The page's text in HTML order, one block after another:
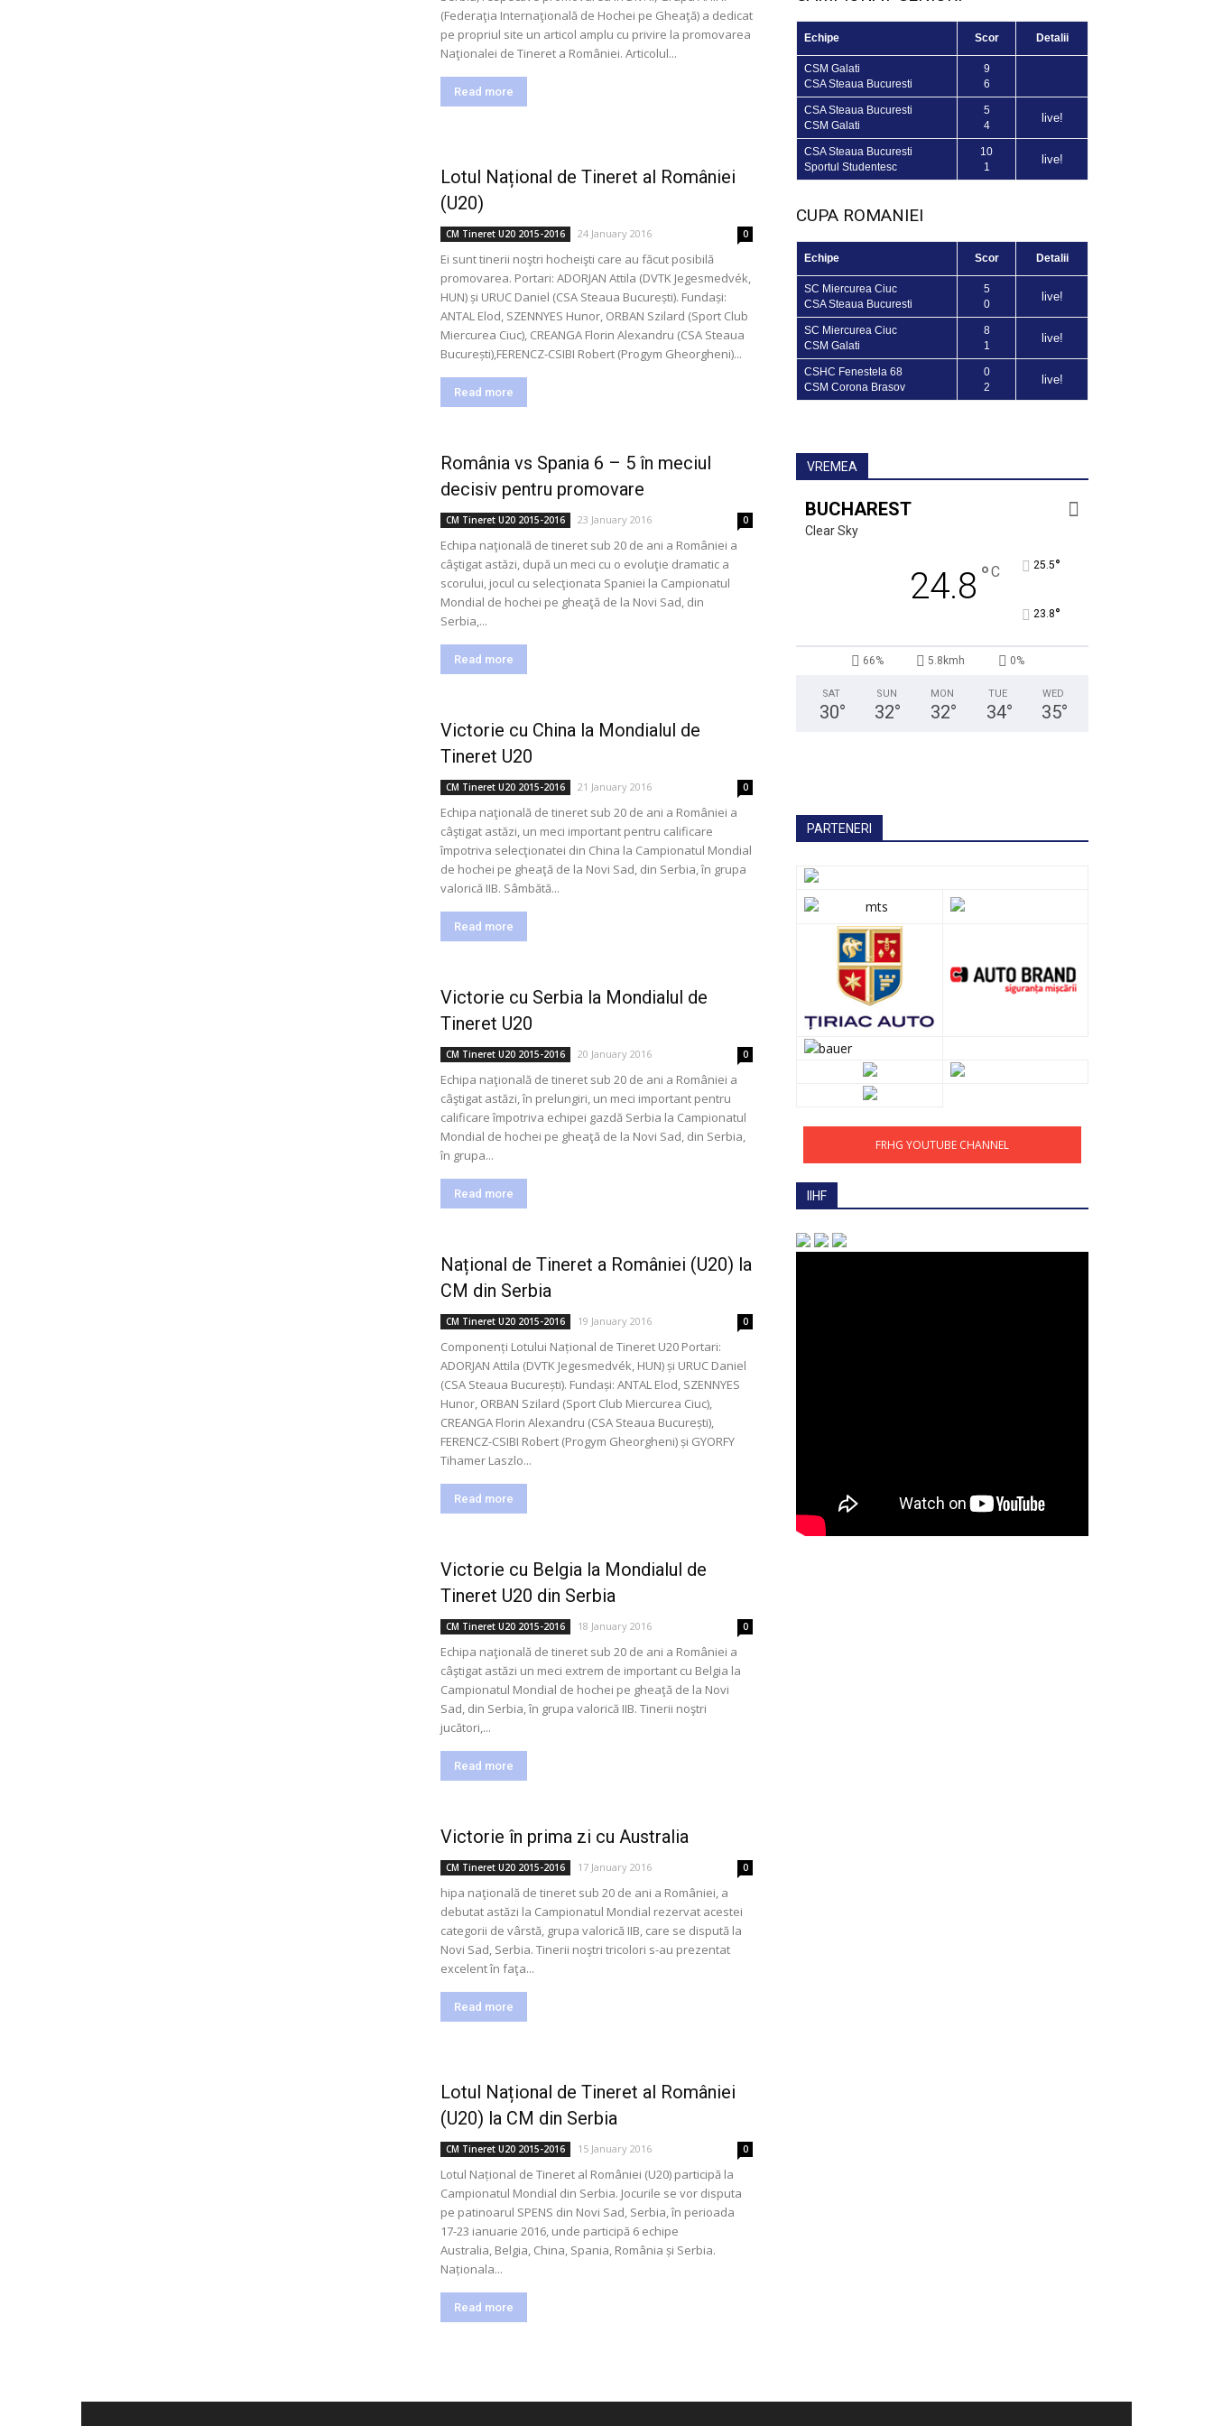
(Federaţia Internaţională de Hochei pe Gheaţă) a dedicat
pe propriul site un articol amplu cu privire la promovarea
Naţionalei de Tineret a României. Articolul...
Read more
Lotul Național de Tineret al României
(U20)
CM Tineret U20 2015-2016 24 January 2016 0
Ei sunt tinerii noştri hocheişti care au făcut posibilă
promovarea. Portari: ADORJAN Attila (DVTK Jegesmedvék,
HUN) și URUC Daniel (CSA Steaua București). Fundași:
ANTAL Elod, SZENNYES Hunor, ORBAN Szilard (Sport Club
Miercurea Ciuc), CREANGA Florin Alexandru (CSA Steaua
București),FERENCZ-CSIBI Robert (Progym Gheorgheni)...
Read more
România vs Spania 6 – 5 în meciul
decisiv pentru promovare
CM Tineret U20 2015-2016 23 January 2016 0
Echipa naţională de tineret sub 20 de ani a României a
câştigat astăzi, după un meci cu o evoluţie dramatic a
scorului, jocul cu selecţionata Spaniei la Campionatul
Mondial de hochei pe gheaţă de la Novi Sad, din
Serbia,...
Read more
Victorie cu China la Mondialul de
Tineret U20
CM Tineret U20 2015-2016 21 January 2016 0
Echipa naţională de tineret sub 20 de ani a României a
câştigat astăzi, un meci important pentru calificare
împotriva selecţionatei din China la Campionatul Mondial
de hochei pe gheaţă de la Novi Sad, din Serbia, în grupa
valorică IIB. Sâmbătă...
Read more
Victorie cu Serbia la Mondialul de
Tineret U20
CM Tineret U20 2015-2016 20 January 2016 0
Echipa naţională de tineret sub 20 de ani a României a
câştigat astăzi, în prelungiri, un meci important pentru
calificare împotriva echipei gazdă Serbia la Campionatul
Mondial de hochei pe gheaţă de la Novi Sad, din Serbia,
în grupa...
Read more
Național de Tineret a României (U20) la
CM din Serbia
CM Tineret U20 2015-2016 19 January 2016 0
Componenți Lotului Național de Tineret U20 Portari:
ADORJAN Attila (DVTK Jegesmedvék, HUN) și URUC Daniel
(CSA Steaua București). Fundași: ANTAL Elod, SZENNYES
Hunor, ORBAN Szilard (Sport Club Miercurea Ciuc),
CREANGA Florin Alexandru (CSA Steaua București),
FERENCZ-CSIBI Robert (Progym Gheorgheni) și GYORFY
Tihamer Laszlo...
Read more
Victorie cu Belgia la Mondialul de
Tineret U20 din Serbia
CM Tineret U20 2015-2016 18 January 2016 0
Echipa naţională de tineret sub 20 de ani a României a
câştigat astăzi un meci extrem de important cu Belgia la
Campionatul Mondial de hochei pe gheaţă de la Novi
Sad, din Serbia, în grupa valorică IIB. Tinerii noştri
jucători,...
Read more
Victorie în prima zi cu Australia
CM Tineret U20 2015-2016 17 January 2016 0
hipa naţională de tineret sub 20 de ani a României, a
debutat astăzi la Campionatul Mondial rezervat acestei
categorii de vârstă, grupa valorică IIB, care se dispută la
Novi Sad, Serbia. Tinerii noştri tricolori s-au prezentat
excelent în faţa...
Read more
Lotul Național de Tineret al României
(U20) la CM din Serbia
CM Tineret U20 2015-2016 15 January 2016 0
Lotul Național de Tineret al României (U20) participă la
Campionatul Mondial din Serbia. Jocurile se vor disputa
pe patinoarul SPENS din Novi Sad, Serbia, în perioada
17-23 ianuarie 2016, unde participă 6 echipe
Australia, Belgia, China, Spania, România și Serbia.
Naționala...
Read more
Echipe Scor Detalii
CSM Galati
CSA Steaua Bucuresti
9
6
CSA Steaua Bucuresti
CSM Galati
5
4
live!
CSA Steaua Bucuresti
Sportul Studentesc
10
1
live!
CUPA ROMANIEI
Echipe Scor Detalii
SC Miercurea Ciuc
CSA Steaua Bucuresti
5
0
live!
SC Miercurea Ciuc
CSM Galati
8
1
live!
CSHC Fenestela 68
CSM Corona Brasov
0
2
live!
VREMEA
BUCHAREST
Clear Sky
24.8 °C 25.5°
23.8°
66% 5.8kmh 0%
SAT
30°
SUN
32°
MON
32°
TUE
34°
WED
35°
PARTENERI
FRHG YOUTUBE CHANNEL
IIHF